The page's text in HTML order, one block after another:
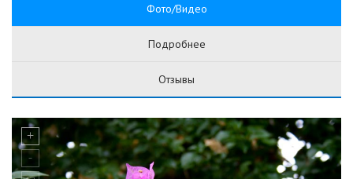
Фото/Видео
Подробнее
Отзывы